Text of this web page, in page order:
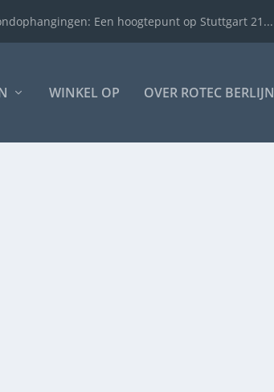
Een hoogtepunt op Stuttgart 21...
WINKEL OP OVER ROTEC BERLIJN